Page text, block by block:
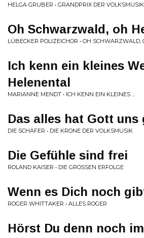
HELGA GRUBER • GRANDPRIX DER VOLKSMUSIK
Oh Schwarzwald, oh
LÜBECKER POLIZEICHOR • OH SCHWARZWALD,
Ich kenn ein kleines
Helenental
MARIANNE MENDT • ICH KENN EIN KLEINES ...
Das alles hat Gott uns
DIE SCHÄFER • DIE KRONE DER VOLKSMUSIK
Die Gefühle sind frei
ROLAND KAISER • DIE GROSSEN ERFOLGE
Wenn es Dich noch
ROGER WHITTAKER • ALLES ROGER
Hörst Du denn noch